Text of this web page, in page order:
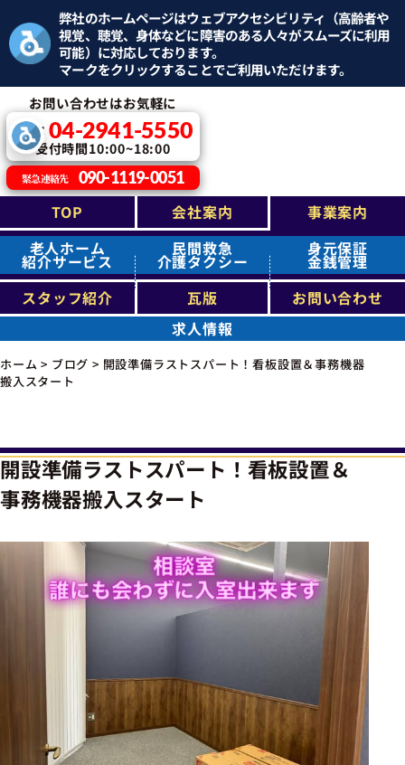
弊社のホームページはウェブアクセシビリティ（高齢者や
視覚、聴覚、身体などに障害のある人々がスムーズに利用
可能）に対応しております。
マークをクリックすることでご利用いただけます。
お問い合わせはお気軽に
TEL：04-2941-5550
受付時間10:00~18:00
緊急連絡先 090-1119-0051
TOP 会社案内
事業案内
老人ホーム
紹介サービス
民間救急
介護タクシー
身元保証
金銭管理
スタッフ紹介
瓦版
お問い合わせ
求人情報
ホーム > ブログ > 開設準備ラストスパート！看板設置＆事務機器
搬入スタート
開設準備ラストスパート！看板設置＆
事務機器搬入スタート